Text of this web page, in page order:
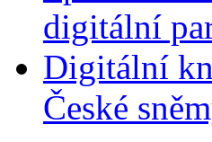
digitální
Digitální
České